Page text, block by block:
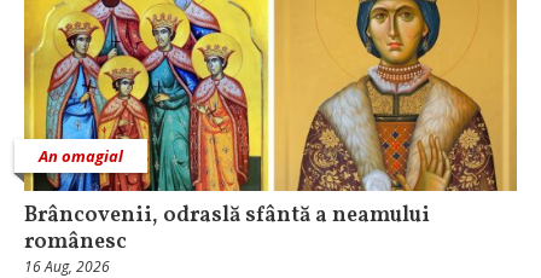
An omagial
Brâncovenii, odraslă sfântă a neamului
românesc
16 Aug, 2026